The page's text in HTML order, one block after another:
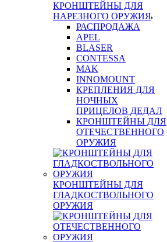
КРОНШТЕЙНЫ ДЛЯ
НАРЕЗНОГО ОРУЖИЯ
РАСПРОДАЖА
APEL
BLASER
CONTESSA
MAK
INNOMOUNT
КРЕПЛЕНИЯ ДЛЯ
НОЧНЫХ
ПРИЦЕЛОВ ДЕДАЛ
КРОНШТЕЙНЫ ДЛЯ
ОТЕЧЕСТВЕННОГО
ОРУЖИЯ
КРОНШТЕЙНЫ ДЛЯ
ГЛАДКОСТВОЛЬНОГО
ОРУЖИЯ